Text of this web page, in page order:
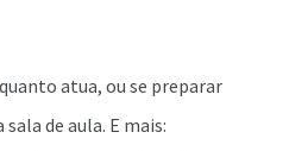
atua, ou se preparar
de aula. E mais: